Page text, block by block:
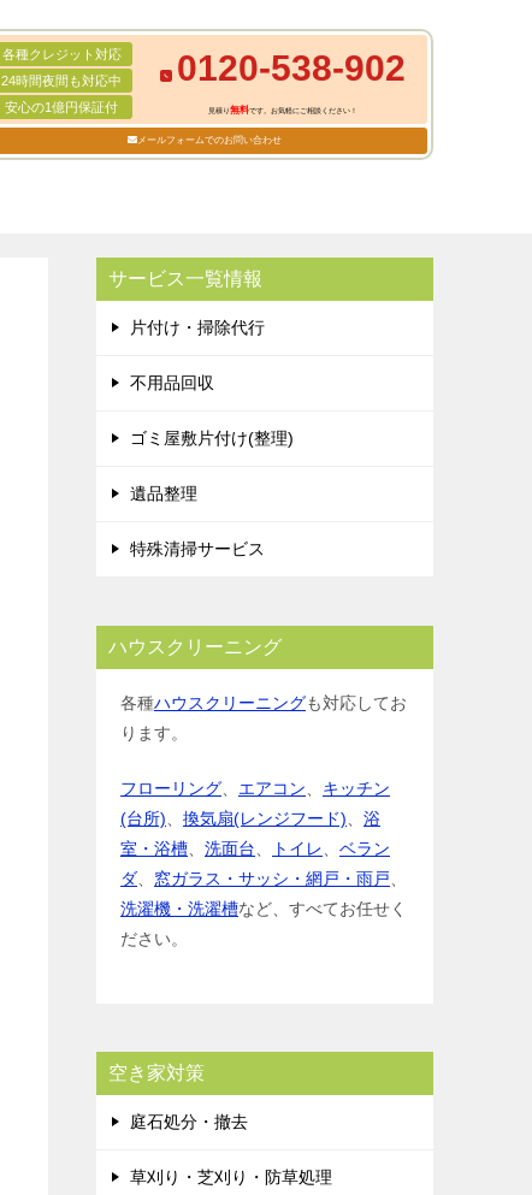
各種クレジット対応
24時間夜間も対応中
安心の1億円保証付
0120-538-902
見積り無料です。お気軽にご相談ください！
メールフォームでのお問い合わせ
サービス一覧情報
片付け・掃除代行
不用品回収
ゴミ屋敷片付け(整理)
遺品整理
特殊清掃サービス
ハウスクリーニング
各種ハウスクリーニングも対応してお
ります。
フローリング エアコン
キッチン
(台所)
換気扇(レンジフード)
浴
室・浴槽
洗面台 トイレ
ベラン
ダ
窓ガラス・サッシ・網戸・雨戸
洗濯機・洗濯槽など、すべてお任せく
ださい。
空き家対策
庭石処分・撤去
草刈り・芝刈り・防草処理